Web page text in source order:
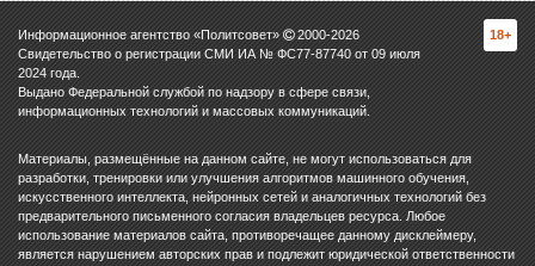
Информационное агентство «Политсовет» 2000-2026
Свидетельство о регистрации СМИ ИА № ФС77-87740 от 09 июля
2024 года.
Выдано Федеральной службой по надзору в сфере связи,
информационных технологий и массовых коммуникаций.
18+
Материалы, размещённые на данном сайте, не могут использоваться для
разработки, тренировки или улучшения алгоритмов машинного обучения,
искусственного интеллекта, нейронных сетей и аналогичных технологий без
предварительного письменного согласия владельцев ресурса. Любое
использование материалов сайта, противоречащее данному дисклеймеру,
является нарушением авторских прав и подлежит юридической ответственности